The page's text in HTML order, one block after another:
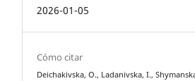
2026-01-05
Cómo citar
Deichakivska, O., Ladanivska, I.,